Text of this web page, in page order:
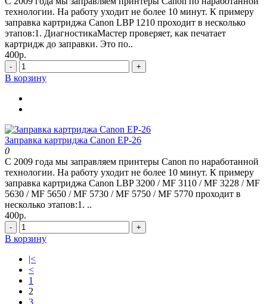
технологии. На работу уходит не более 10 минут. К примеру
заправка картриджа Canon LBP 1210 проходит в несколько
этапов:1. ДиагностикаМастер проверяет, как печатает
картридж до заправки. Это по..
400р.
- +
В корзину
Заправка картриджа Canon EP-26
0
С 2009 года мы заправляем принтеры Canon по наработанной
технологии. На работу уходит не более 10 минут. К примеру
заправка картриджа Canon LBP 3200 / MF 3110 / MF 3228 / MF
5630 / MF 5650 / MF 5730 / MF 5750 / MF 5770 проходит в
несколько этапов:1. ..
400р.
- +
В корзину
|<
<
1
2
3